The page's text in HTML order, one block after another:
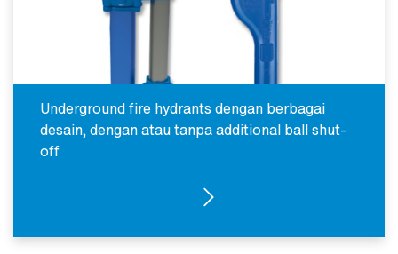
Underground fire hydrants dengan berbagai
desain, dengan atau tanpa additional ball shut-
off
UNDERGROUND HYDRANTS